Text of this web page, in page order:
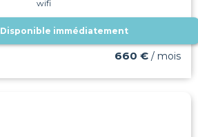
wifi
Disponible immédiatement
660 € / mois